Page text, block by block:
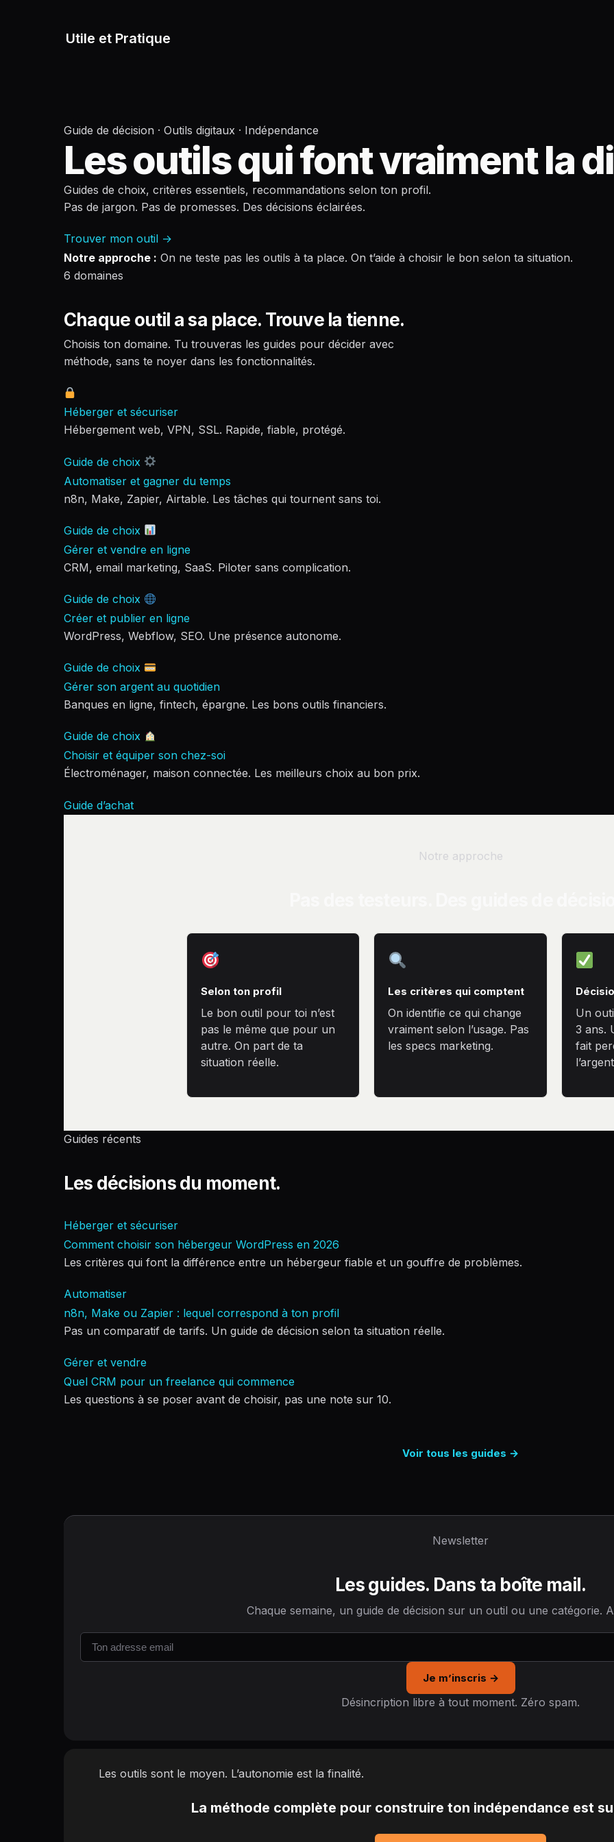
Utile et Pratique
Guide de décision · Outils digitaux · Indépendance
Les outils qui font vraiment la
Guides de choix, critères essentiels, recommandations selon ton profil.
Pas de jargon. Pas de promesses. Des décisions éclairées.
Trouver mon outil →
Notre approche : On ne teste pas les outils à ta place. On t’aide à choisir le bon selon ta situation.
6 domaines
Chaque outil a sa place. Trouve la tienne.
Choisis ton domaine. Tu trouveras les guides pour décider avec
méthode, sans te noyer dans les fonctionnalités.
Héberger et sécuriser
Hébergement web, VPN, SSL. Rapide, fiable, protégé.
Guide de choix
Automatiser et gagner du temps
n8n, Make, Zapier, Airtable. Les tâches qui tournent sans toi.
Guide de choix
Gérer et vendre en ligne
CRM, email marketing, SaaS. Piloter sans complication.
Guide de choix
Créer et publier en ligne
WordPress, Webflow, SEO. Une présence autonome.
Guide de choix
Gérer son argent au quotidien
Banques en ligne, fintech, épargne. Les bons outils financiers.
Guide de choix
Choisir et équiper son chez-soi
Électroménager, maison connectée. Les meilleurs choix au bon prix.
Guide d’achat
Notre approche
Selon ton profil
Le bon outil pour toi n’est
pas le même que pour un
autre. On part de ta
situation réelle.
Les critères qui comptent
On identifie ce qui change
vraiment selon l’usage. Pas
les specs marketing.
Un
3 ans.
fait
Guides récents
Les décisions du moment.
Héberger et sécuriser
Comment choisir son hébergeur WordPress en 2026
Les critères qui font la différence entre un hébergeur fiable et un gouffre de problèmes.
Automatiser
n8n, Make ou Zapier : lequel correspond à ton profil
Pas un comparatif de tarifs. Un guide de décision selon ta situation réelle.
Gérer et vendre
Quel CRM pour un freelance qui commence
Les questions à se poser avant de choisir, pas une note sur 10.
Voir tous les guides →
Newsletter
Les guides. Dans ta boîte mail.
Chaque semaine, un guide de décision sur un outil ou une catégorie.
Je m’inscris →
Désincription libre à tout moment. Zéro spam.
Les outils sont le moyen. L’autonomie est la finalité.
La méthode complète pour construire ton indépendance est